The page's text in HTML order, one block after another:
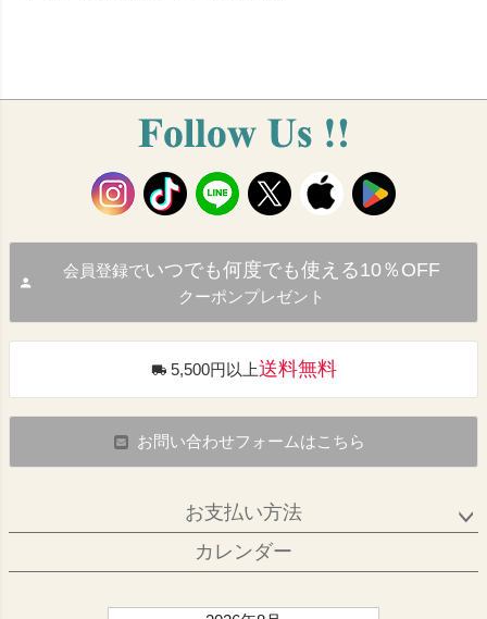
会員登録でいつでも何度でも使える10％OFF
クーポンプレゼント
5,500円以上送料無料
お問い合わせフォームはこちら
お支払い方法
カレンダー